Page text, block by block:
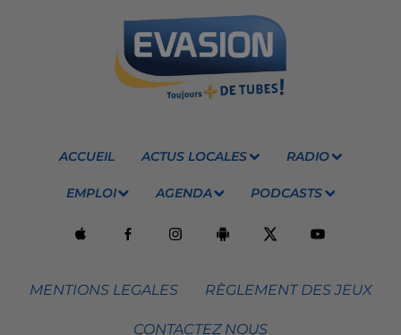
ACCUEIL ACTUS LOCALES RADIO
EMPLOI AGENDA PODCASTS
MENTIONS LEGALES RÈGLEMENT DES JEUX
CONTACTEZ NOUS